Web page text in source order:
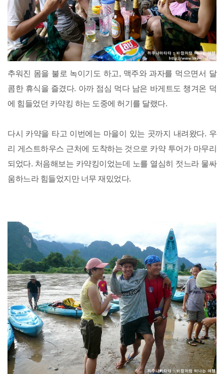
추워진 몸을 불로 녹이기도 하고, 맥주와 과자를 먹으면서 달
콤한 휴식을 즐겼다. 아까 점심 먹다 남은 바게트도 챙겨온 덕
에 힘들었던 카약킹 하는 도중에 허기를 달랬다.
다시 카약을 타고 이번에는 마을이 있는 곳까지 내려왔다. 우
리 게스트하우스 근처에 도착하는 것으로 카약 투어가 마무리
되었다. 처음해보는 카약킹이었는데 노를 열심히 젓느라 물싸
움하느라 힘들었지만 너무 재밌었다.